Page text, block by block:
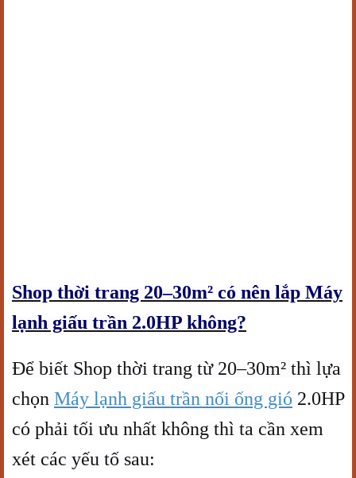
Shop thời trang 20–30m² có nên lắp Máy
lạnh giấu trần 2.0HP không?
Để biết Shop thời trang từ 20–30m² thì lựa
chọn Máy lạnh giấu trần nối ống gió 2.0HP
có phải tối ưu nhất không thì ta cần xem
xét các yếu tố sau: